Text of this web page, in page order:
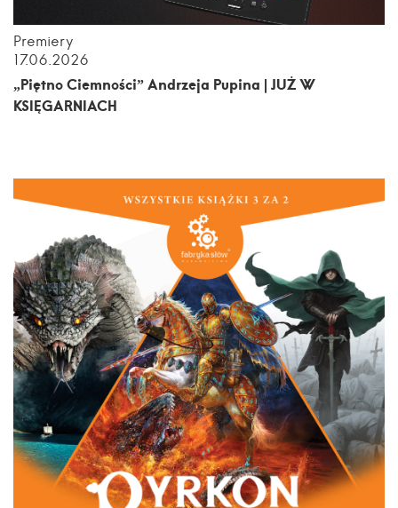
Premiery
17.06.2026
„Piętno Ciemności” Andrzeja Pupina | JUŻ W
KSIĘGARNIACH